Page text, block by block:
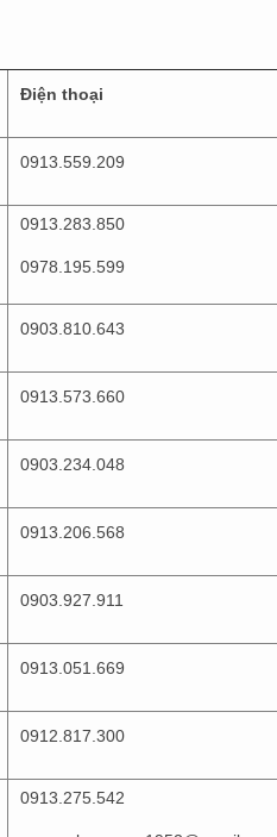
Điện thoại
0913.559.209
0913.283.850
0978.195.599
0903.810.643
0913.573.660
0903.234.048
0913.206.568
0903.927.911
0913.051.669
0912.817.300
0913.275.542